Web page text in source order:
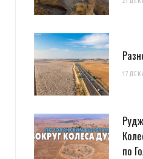
17
по